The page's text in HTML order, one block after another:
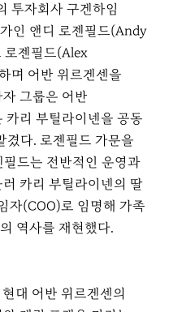
투자회사 구겐하임
인 앤디 로젠필드(Andy
로젠필드(Alex
며 어반 위르겐센을
그룹은 어반
카리 부틸라이넨을 공동
겼다. 로젠필드 가문을
드는 전반적인 운영과
카리 부틸라이넨의 딸
자(COO)로 임명해 가족
역사를 재현했다.
대 어반 위르겐센의